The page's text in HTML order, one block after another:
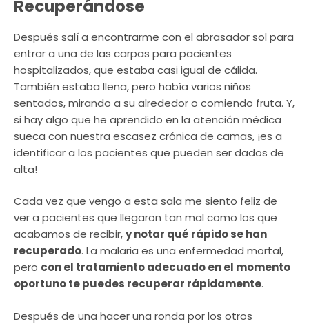
Recuperándose
Después salí a encontrarme con el abrasador sol para
entrar a una de las carpas para pacientes
hospitalizados, que estaba casi igual de cálida.
También estaba llena, pero había varios niños
sentados, mirando a su alrededor o comiendo fruta. Y,
si hay algo que he aprendido en la atención médica
sueca con nuestra escasez crónica de camas, ¡es a
identificar a los pacientes que pueden ser dados de
alta!
Cada vez que vengo a esta sala me siento feliz de
ver a pacientes que llegaron tan mal como los que
acabamos de recibir,y notar qué rápido se han
recuperado. La malaria es una enfermedad mortal,
pero con el tratamiento adecuado en el momento
oportuno te puedes recuperar rápidamente.
Después de una hacer una ronda por los otros